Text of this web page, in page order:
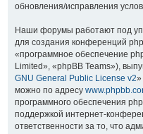
обновления/исправления
Наши форумы работают под
для создания конференций
«программное обеспечение
Limited», «phpBB Teams»),
GNU General Public License v2»
можно по адресу
программного обеспечения
поддержкой интернет-
ответственности за то, что